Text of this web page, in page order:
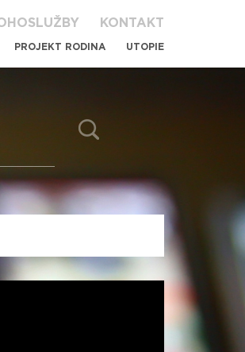
KONTAKT
PROJEKT RODINA UTOPIE